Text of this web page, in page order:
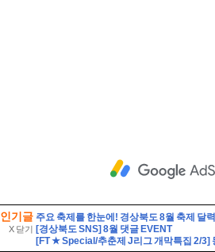
인기글
X 닫기
주요 축제를 한눈에! 경상북도 8월 축제 달력
[경상북도 SNS] 8월 댓글 EVENT